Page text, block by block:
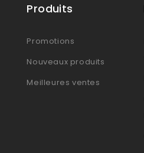
Produits
Promotions
Nouveaux produits
Meilleures ventes